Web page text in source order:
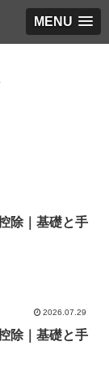
MENU
除｜基礎と手
2026.07.29
除｜基礎と手